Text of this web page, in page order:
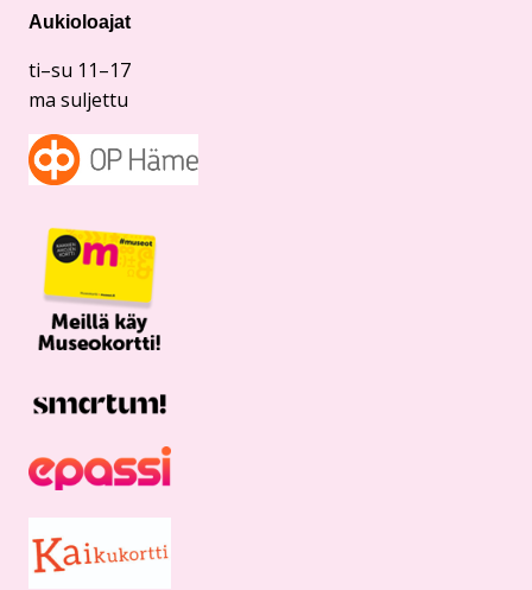
Aukioloajat
ti–su 11–17
ma suljettu